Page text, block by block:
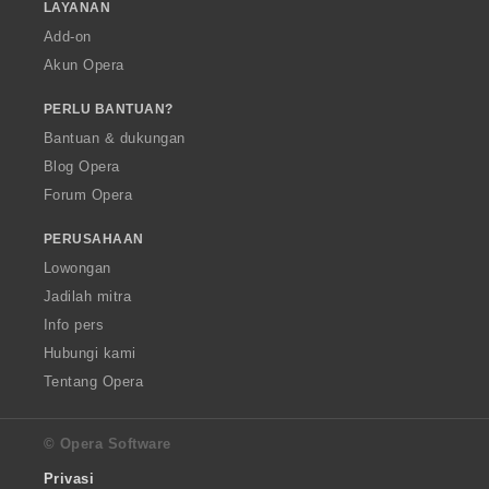
LAYANAN
Add-on
Akun Opera
PERLU BANTUAN?
Bantuan & dukungan
Blog Opera
Forum Opera
PERUSAHAAN
Lowongan
Jadilah mitra
Info pers
Hubungi kami
Tentang Opera
© Opera Software
Privasi